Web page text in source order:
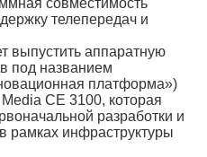
совместимость
телепередач и
выпустить аппаратную
под названием
платформа»)
CE 3100, которая
разработки и
рамках инфраструктуры